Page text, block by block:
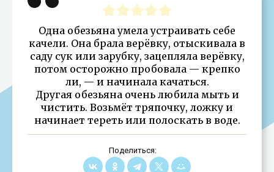
Одна обезьяна умела устраивать себе
качели. Она брала верёвку, отыскивала в
саду сук или зарубку, зацепляла верёвку,
потом осторожно пробовала — крепко
ли, — и начинала качаться.
Другая обезьяна очень любила мыть и
чистить. Возьмёт тряпочку, ложку и
начинает тереть или полоскать в воде.
Поделиться: